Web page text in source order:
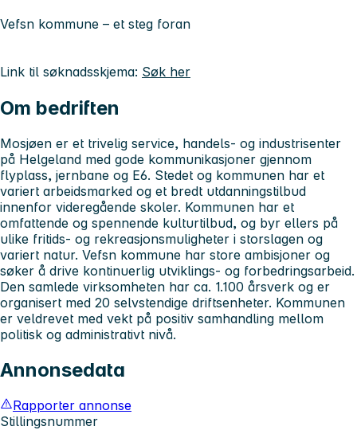
Vefsn kommune – et steg foran
Link til søknadsskjema: Søk her
Om bedriften
Mosjøen er et trivelig service, handels- og industrisenter
på Helgeland med gode kommunikasjoner gjennom
flyplass, jernbane og E6. Stedet og kommunen har et
variert arbeidsmarked og et bredt utdanningstilbud
innenfor videregående skoler. Kommunen har et
omfattende og spennende kulturtilbud, og byr ellers på
ulike fritids- og rekreasjonsmuligheter i storslagen og
variert natur. Vefsn kommune har store ambisjoner og
søker å drive kontinuerlig utviklings- og forbedringsarbeid.
Den samlede virksomheten har ca. 1.100 årsverk og er
organisert med 20 selvstendige driftsenheter. Kommunen
er veldrevet med vekt på positiv samhandling mellom
politisk og administrativt nivå.
Annonsedata
Rapporter annonse
Stillingsnummer